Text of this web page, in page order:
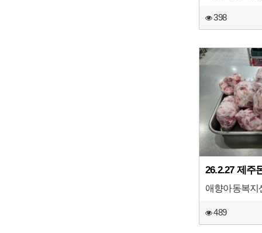
398
26.2.27 제주
애향아동복지
489